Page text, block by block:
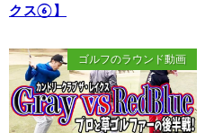
クス⑥】
ゴルフのラウンド動画